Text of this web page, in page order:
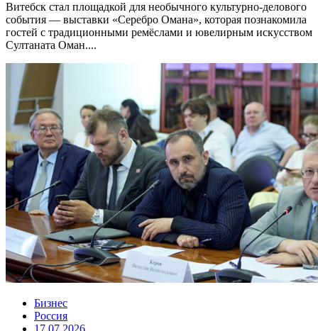
Витебск стал площадкой для необычного культурно-делового
события — выставки «Серебро Омана», которая познакомила
гостей с традиционными ремёслами и ювелирным искусством
Султаната Оман....
Бизнес
Россия